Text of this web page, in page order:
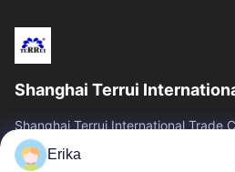
Shanghai Terrui
Shanghai Terrui International Trade
2002, spécialisée dans le
vente d'équipements...
Erika